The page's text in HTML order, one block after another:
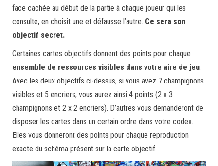
face cachée au début de la partie à chaque joueur qui les
consulte, en choisit une et défausse l’autre. Ce sera son
objectif secret.
Certaines cartes objectifs donnent des points pour chaque
ensemble de ressources visibles dans votre aire de jeu.
Avec les deux objectifs ci-dessus, si vous avez 7 champignons
visibles et 5 encriers, vous aurez ainsi 4 points (2 x 3
champignons et 2 x 2 encriers). D’autres vous demanderont de
disposer les cartes dans un certain ordre dans votre codex.
Elles vous donneront des points pour chaque reproduction
exacte du schéma présent sur la carte objectif.